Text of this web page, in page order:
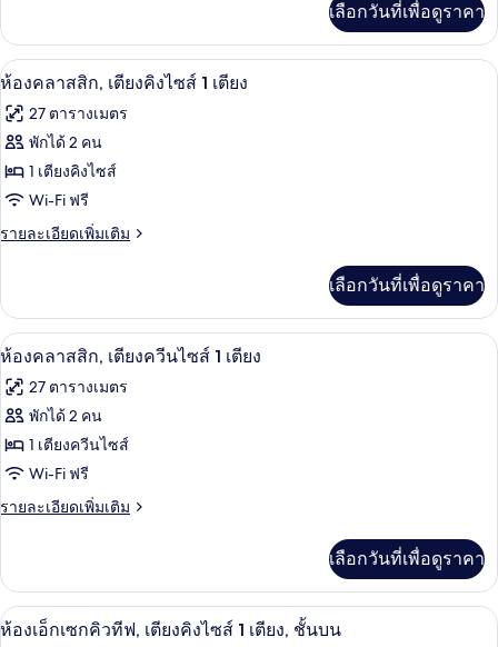
Balcony,
City
View,
1
King
Bed
เกี่ยว
กับ
Junior
With
Balcony,
View,
Bed
เลือกวันที่เพื่อดูราคา
เปิด
ภาพถ่าย
ทั้งหมด
ของ
ห้อง
คลาส
เตียง
คิง
ไซส์
1
เตียง
ห้องคลาสสิก, เตียงคิงไซส์ 1 เตียง | ตู้
4
ห้องคลาสสิก, เตียงคิงไซส์ 1 เตียง
27 ตารางเมตร
พักได้ 2 คน
1 เตียงคิงไซส์
Wi-Fi ฟรี
รายละเอียดเพิ่มเติม
ราย
เกี่ยว
กับ
ห้อง
สิก,
เตียง
ไซส์
เลือกวันที่เพื่อดูราคา
เปิด
ภาพถ่าย
ทั้งหมด
ของ
ห้อง
คลาส
เตียง
ควีน
ไซส์
ตู้นิรภัยในห้องพัก, โต๊ะทำงาน, เตารีด/
4
ห้องคลาสสิก, เตียงควีนไซส์ 1 เตียง
27 ตารางเมตร
พักได้ 2 คน
1 เตียงควีนไซส์
Wi-Fi ฟรี
รายละเอียดเพิ่มเติม
ราย
เกี่ยว
กับ
ห้อง
เลือกวันที่เพื่อดูราคา
เปิด
ห้องเอ็กเซกคิวทีฟ, เตียงคิงไซส์ 1 เตี
5
ห้องเอ็กเซกคิวทีฟ, เตียงคิงไซส์ 1 เตียง, ชั้นบน